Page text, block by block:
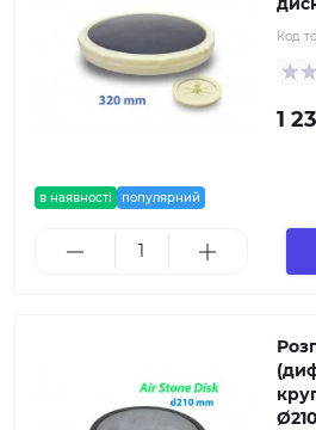
в наявності популярний
Код
1